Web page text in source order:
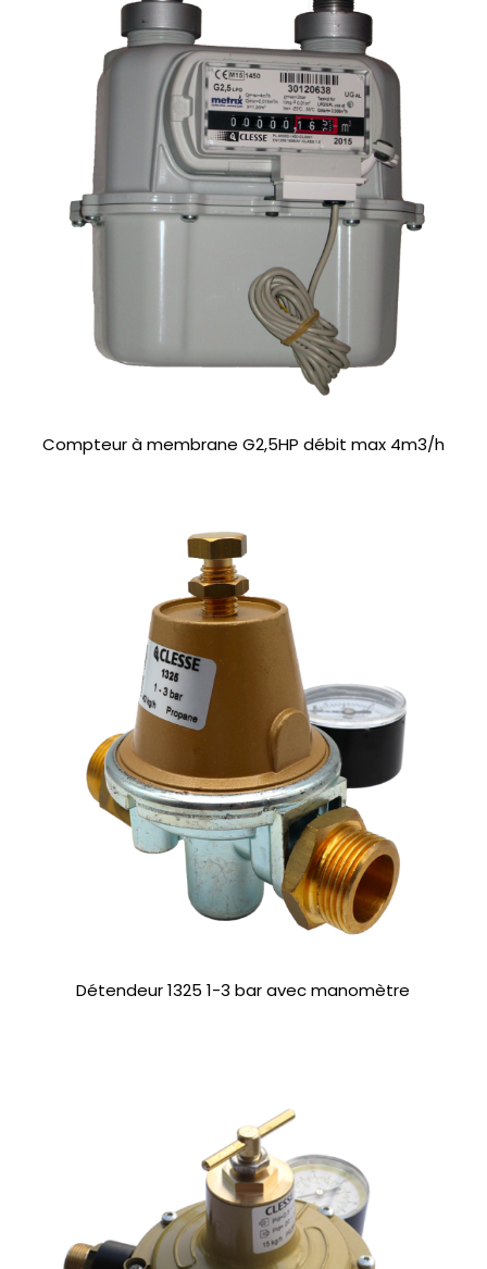
Compteur à membrane G2,5HP débit max 4m3/h
Détendeur 1325 1-3 bar avec manomètre